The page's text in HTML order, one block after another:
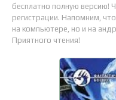
бесплатно полную версию!
регистрации. Напомним,
на компьютере, но и на
Приятного чтения!